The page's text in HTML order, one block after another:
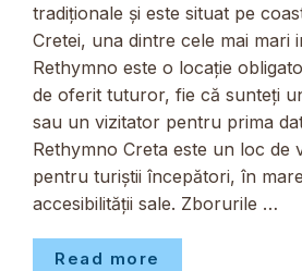
tradiționale și este situat pe
Cretei, una dintre cele mai mari
Rethymno este o locație
de oferit tuturor, fie că sunteți
sau un vizitator pentru prima
Rethymno Creta este un loc de
pentru turiștii începători, în
accesibilității sale. Zborurile …
Read more